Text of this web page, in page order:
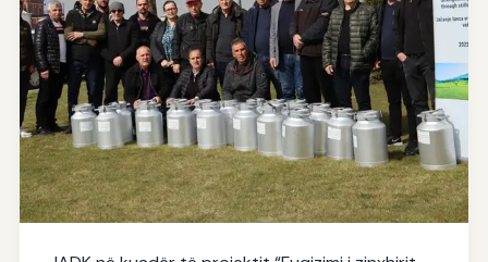
MBËSHTETËN FERMERËT E